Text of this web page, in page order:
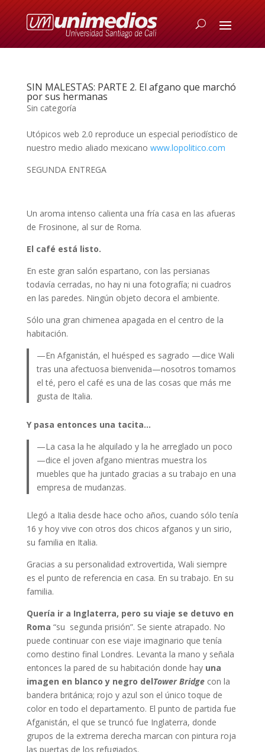
SIN MALESTAS: PARTE 2. El afgano que marchó
por sus hermanas
Sin categoría
Utópicos web 2.0 reproduce un especial periodístico de
nuestro medio aliado mexicano www.lopolitico.com
SEGUNDA ENTREGA
Un aroma intenso calienta una fría casa en las afueras
de Frosinone, al sur de Roma.
El café está listo.
En este gran salón espartano, con las persianas
todavía cerradas, no hay ni una fotografía; ni cuadros
en las paredes. Ningún objeto decora el ambiente.
Sólo una gran chimenea apagada en el centro de la
habitación.
—En Afganistán, el huésped es sagrado —dice Wali
tras una afectuosa bienvenida—nosotros tomamos
el té, pero el café es una de las cosas que más me
gusta de Italia.
Y pasa entonces una tacita…
—La casa la he alquilado y la he arreglado un poco
—dice el joven afgano mientras muestra los
muebles que ha juntado gracias a su trabajo en una
empresa de mudanzas.
Llegó a Italia desde hace ocho años, cuando sólo tenía
16 y hoy vive con otros dos chicos afganos y un sirio,
su familia en Italia.
Gracias a su personalidad extrovertida, Wali siempre
es el punto de referencia en casa. En su trabajo. En su
familia.
Quería ir a Inglaterra, pero su viaje se detuvo en
Roma “su segunda prisión”. Se siente atrapado. No
puede continuar con ese viaje imaginario que tenía
como destino final Londres. Levanta la mano y señala
entonces la pared de su habitación donde hay una
imagen en blanco y negro delTower Bridgecon la
bandera británica; rojo y azul son el único toque de
color en todo el departamento. El punto de partida fue
Afganistán, el que se truncó fue Inglaterra, donde
grupos de la extrema derecha marcan con pintura roja
las puertas de los refugiados.